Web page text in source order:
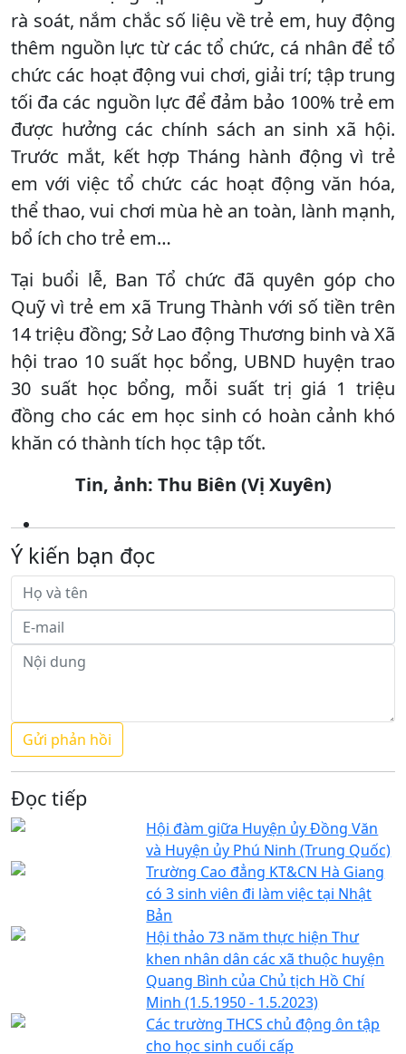
rà soát, nắm chắc số liệu về trẻ em, huy động
thêm nguồn lực từ các tổ chức, cá nhân để tổ
chức các hoạt động vui chơi, giải trí; tập trung
tối đa các nguồn lực để đảm bảo 100% trẻ em
được hưởng các chính sách an sinh xã hội.
Trước mắt, kết hợp Tháng hành động vì trẻ
em với việc tổ chức các hoạt động văn hóa,
thể thao, vui chơi mùa hè an toàn, lành mạnh,
bổ ích cho trẻ em…
Tại buổi lễ, Ban Tổ chức đã quyên góp cho
Quỹ vì trẻ em xã Trung Thành với số tiền trên
14 triệu đồng; Sở Lao động Thương binh và Xã
hội trao 10 suất học bổng, UBND huyện trao
30 suất học bổng, mỗi suất trị giá 1 triệu
đồng cho các em học sinh có hoàn cảnh khó
khăn có thành tích học tập tốt.
Tin, ảnh: Thu Biên (Vị Xuyên)
Ý kiến bạn đọc
Đọc tiếp
Hội đàm giữa Huyện ủy Đồng Văn
và Huyện ủy Phú Ninh (Trung Quốc)
Trường Cao đẳng KT&CN Hà Giang
có 3 sinh viên đi làm việc tại Nhật
Bản
Hội thảo 73 năm thực hiện Thư
khen nhân dân các xã thuộc huyện
Quang Bình của Chủ tịch Hồ Chí
Minh (1.5.1950 - 1.5.2023)
Các trường THCS chủ động ôn tập
cho học sinh cuối cấp